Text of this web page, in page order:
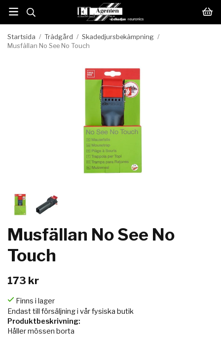
Startsida / Trädgård / Skadedjursbekämpning /
Musfällan No See No Touch
Musfällan No See No
Touch
173 kr
Finns i lager
Endast till försäljning i vår fysiska butik
Produktbeskrivning:
Håller mössen borta